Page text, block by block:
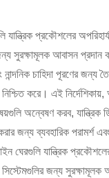
যান্ত্রিক প্রকৌশলের
সুরক্ষামূলক আবাসন প্রদান
নান্দনিক চাহিদা পূরণের জন্য
করে। এই নির্দেশিকায়,
অন্বেষণ করব, যান্ত্রিক
জন্য ব্যবহারিক পরামর্শ
ঘেরগুলি যান্ত্রিক
সিস্টেমগুলির জন্য